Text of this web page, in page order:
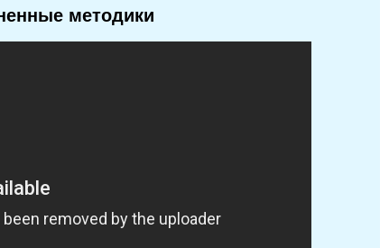
методики